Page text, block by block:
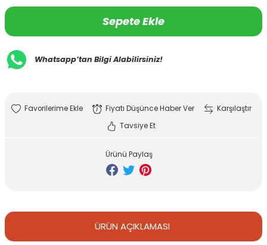
Sepete Ekle
Whatsapp’tan Bilgi Alabilirsiniz!
Fiyatı Düşünce Haber Ver
Karşılaştır
Tavsiye Et
Ürünü Paylaş
ÜRÜN AÇIKLAMASI